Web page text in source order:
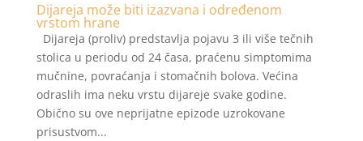
Dijareja može biti izazvana i određenom
vrstom hrane
Dijareja (proliv) predstavlja pojavu 3 ili više tečnih
stolica u periodu od 24 časa, praćenu simptomima
mučnine, povraćanja i stomačnih bolova. Većina
odraslih ima neku vrstu dijareje svake godine.
Obično su ove neprijatne epizode uzrokovane
prisustvom...